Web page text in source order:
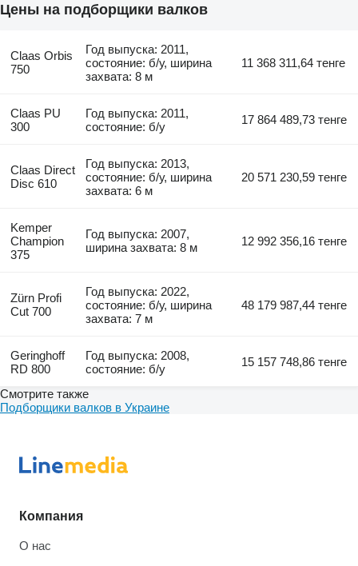
Цены на подборщики валков
Claas Orbis
750
Год выпуска: 2011,
состояние: б/у, ширина
захвата: 8 м
11 368 311,64 тенге
Claas PU
300
Год выпуска: 2011,
состояние: б/у
17 864 489,73 тенге
Claas Direct
Disc 610
Год выпуска: 2013,
состояние: б/у, ширина
захвата: 6 м
20 571 230,59 тенге
Kemper
Champion
375
Год выпуска: 2007,
ширина захвата: 8 м
12 992 356,16 тенге
Zürn Profi
Cut 700
Год выпуска: 2022,
состояние: б/у, ширина
захвата: 7 м
48 179 987,44 тенге
Geringhoff
RD 800
Год выпуска: 2008,
состояние: б/у
15 157 748,86 тенге
Смотрите также
Подборщики валков в Украине
Компания
О нас